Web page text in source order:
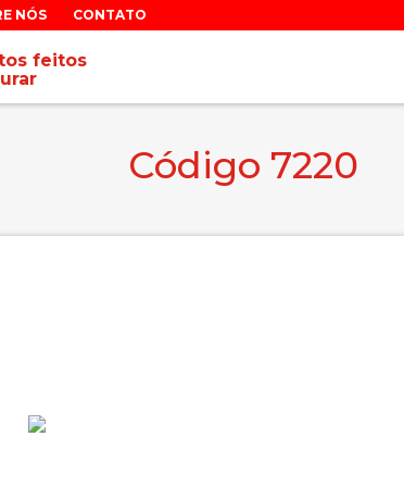
NÓS CONTATO
feitos
Código 7220